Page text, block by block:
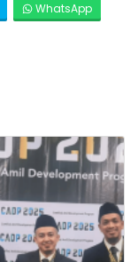
WhatsApp